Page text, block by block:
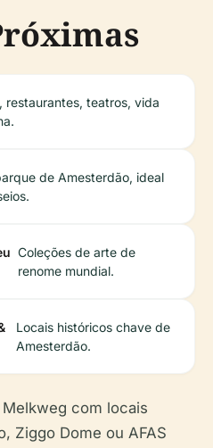
restaurantes, teatros, vida
de Amesterdão, ideal
Coleções de arte de
renome mundial.
Locais históricos chave de
Amesterdão.
com locais
Ziggo Dome ou AFAS